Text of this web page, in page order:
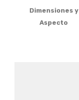
Dimensiones y
Aspecto